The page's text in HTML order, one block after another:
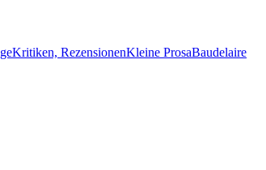
Kritiken, RezensionenKleine ProsaBaudelaire